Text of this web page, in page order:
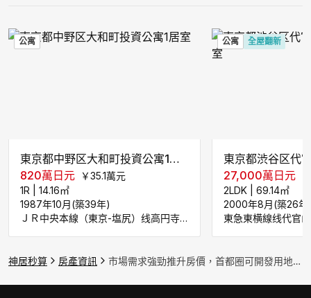
公寓
東京都中野区大和町投資公寓1居室
820萬日元 ￥35.1萬元
1R
14.16㎡
1987年10月(築39年)
ＪＲ中央本線（東京-塩尻）线高円寺车站步行1120米
公寓 全屋翻新
27,000萬日元
2LDK |69.14㎡
2000年8月(築26年
東急東横線线代官
神居秒算 房產資訊 市場需求強勁推升房價，首都圈可開發用地將面臨不足｜日本房產